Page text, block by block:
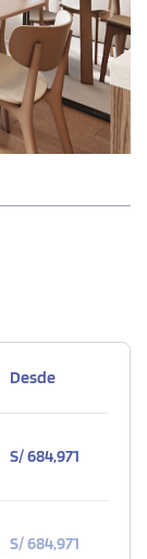
Desde
S/ 684,971
S/ 684,971